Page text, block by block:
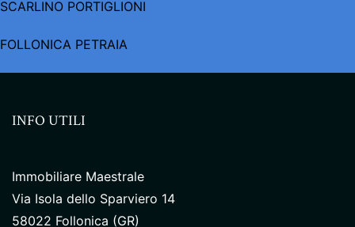
SCARLINO PORTIGLIONI
FOLLONICA PETRAIA
INFO UTILI
Immobiliare Maestrale
Via Isola dello Sparviero 14
58022 Follonica (GR)